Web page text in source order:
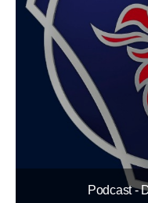
Podcast -